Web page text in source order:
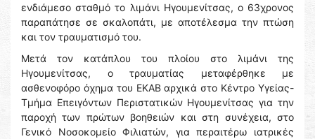
ενδιάμεσο σταθμό το λιμάνι Ηγουμενίτσας, ο 63χρονος
παραπάτησε σε σκαλοπάτι, με αποτέλεσμα την πτώση
και τον τραυματισμό του.
Μετά τον κατάπλου του πλοίου στο λιμάνι της
Ηγουμενίτσας, ο τραυματίας μεταφέρθηκε με
ασθενοφόρο όχημα του ΕΚΑΒ αρχικά στο Κέντρο Υγείας-
Τμήμα Επειγόντων Περιστατικών Ηγουμενίτσας για την
παροχή των πρώτων βοηθειών και στη συνέχεια, στο
Γενικό Νοσοκομείο Φιλιατών, για περαιτέρω ιατρικές